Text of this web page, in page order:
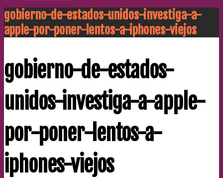
gobierno-de-estados-unidos-investiga-a-
apple-por-poner-lentos-a-iphones-viejos
gobierno-de-estados-
unidos-investiga-a-apple-
por-poner-lentos-a-
iphones-viejos